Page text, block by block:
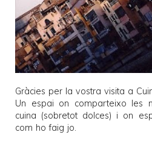
Gràcies per la vostra visita a
Un espai on comparteixo les
cuina (sobretot dolces) i on
com ho faig jo.